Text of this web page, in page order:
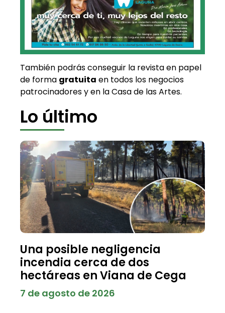
También podrás conseguir la revista en papel
de forma gratuita en todos los negocios
patrocinadores y en la Casa de las Artes.
Lo último
Una posible negligencia
incendia cerca de dos
hectáreas en Viana de Cega
7 de agosto de 2026